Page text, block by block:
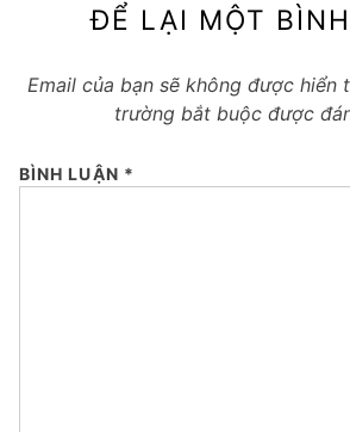
ĐỂ LẠI MỘT
Email của bạn sẽ không được hiển
trường bắt buộc được
BÌNH LUẬN *